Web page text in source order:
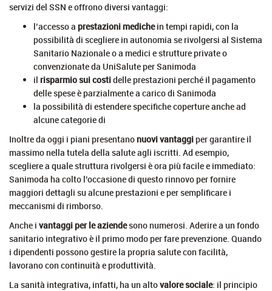
servizi del SSN e offrono diversi vantaggi:
l’accesso a prestazioni medichein tempi rapidi, con la
possibilità di scegliere in autonomia se rivolgersi al Sistema
Sanitario Nazionale o a medici e strutture private o
convenzionate da UniSalute per Sanimoda
il risparmio sui costidelle prestazioni perché il pagamento
delle spese è parzialmente a carico di Sanimoda
la possibilità di estendere specifiche coperture anche ad
alcune categorie di
Inoltre da oggi i piani presentanonuovi vantaggiper garantire il
massimo nella tutela della salute agli iscritti. Ad esempio,
scegliere a quale struttura rivolgersi è ora più facile e immediato:
Sanimoda ha colto l’occasione di questo rinnovo per fornire
maggiori dettagli su alcune prestazioni e per semplificare i
meccanismi di rimborso.
Anche i vantaggi per le aziendesono numerosi. Aderire a un fondo
sanitario integrativo è il primo modo per fare prevenzione. Quando
i dipendenti possono gestire la propria salute con facilità,
lavorano con continuità e produttività.
La sanità integrativa, infatti, ha un altovalore sociale: il principio